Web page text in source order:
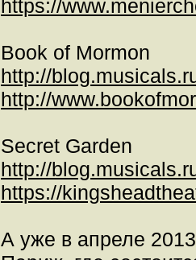
https://
Book of Mormon
http://
http://
Secret Garden
http://
https://
А уже в апреле